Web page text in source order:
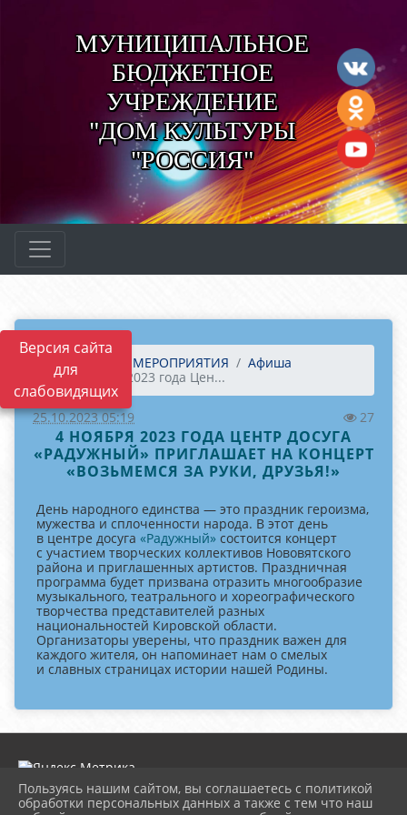
Версия сайта
для
слабовидящих
МУНИЦИПАЛЬНОЕ
БЮДЖЕТНОЕ
УЧРЕЖДЕНИЕ
"ДОМ КУЛЬТУРЫ
"РОССИЯ"
Главная МЕРОПРИЯТИЯ
Афиша
4 ноября 2023 года Цен...
25.10.2023 05:19 27
4 НОЯБРЯ 2023 ГОДА ЦЕНТР ДОСУГА
«РАДУЖНЫЙ» ПРИГЛАШАЕТ НА КОНЦЕРТ
«ВОЗЬМЕМСЯ ЗА РУКИ, ДРУЗЬЯ!»
День народного единства — это праздник героизма,
мужества и сплоченности народа. В этот день
в центре досуга «Радужный» состоится концерт
с участием творческих коллективов Нововятского
района и приглашенных артистов. Праздничная
программа будет призвана отразить многообразие
музыкального, театрального и хореографического
творчества представителей разных
национальностей Кировской области.
Организаторы уверены, что праздник важен для
каждого жителя, он напоминает нам о смелых
и славных страницах истории нашей Родины.
Пользуясь нашим сайтом, вы соглашаетесь с политикой
обработки персональных данных а также с тем что наш